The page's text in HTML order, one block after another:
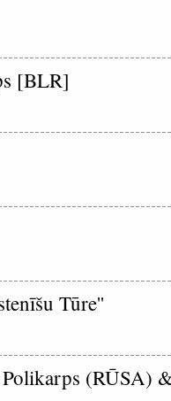
[BLR]
Tūre''
(RŪSA)